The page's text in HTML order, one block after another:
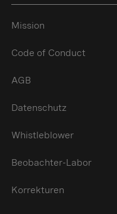
Mission
Code of Conduct
AGB
Datenschutz
Whistleblower
Beobachter-Labor
Korrekturen